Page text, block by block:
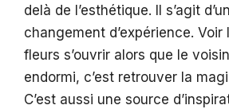
delà de l’esthétique. Il s’agit
changement d’expérience. Voir
fleurs s’ouvrir alors que le
endormi, c’est retrouver la
C’est aussi une source